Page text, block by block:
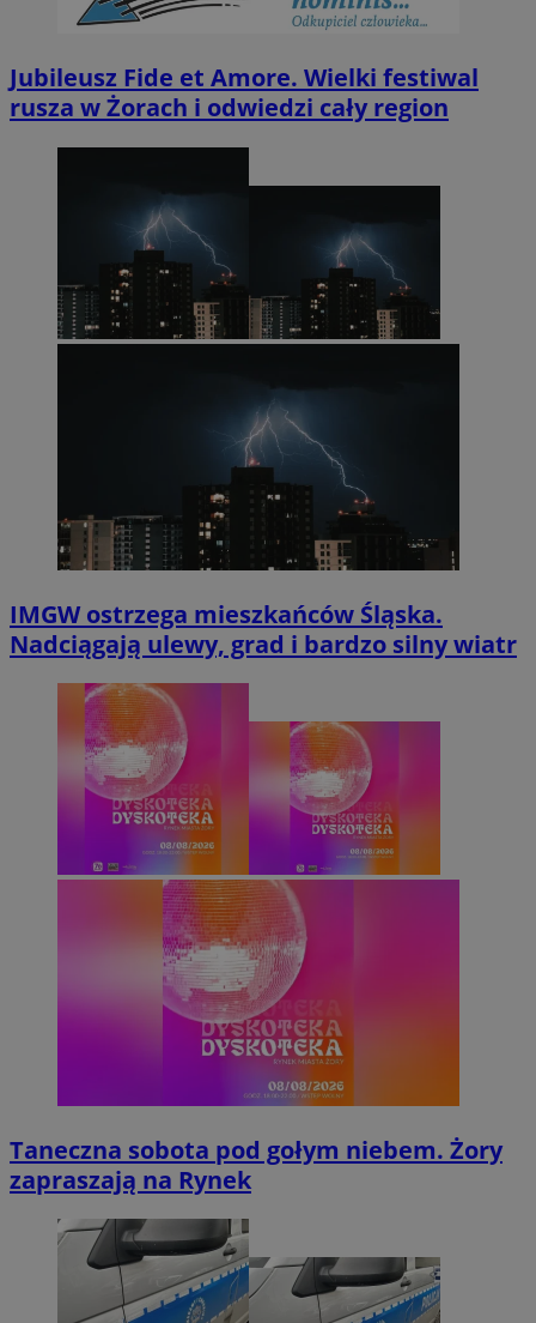
Jubileusz Fide et Amore. Wielki festiwal
rusza w Żorach i odwiedzi cały region
IMGW ostrzega mieszkańców Śląska.
Nadciągają ulewy, grad i bardzo silny wiatr
Taneczna sobota pod gołym niebem. Żory
zapraszają na Rynek